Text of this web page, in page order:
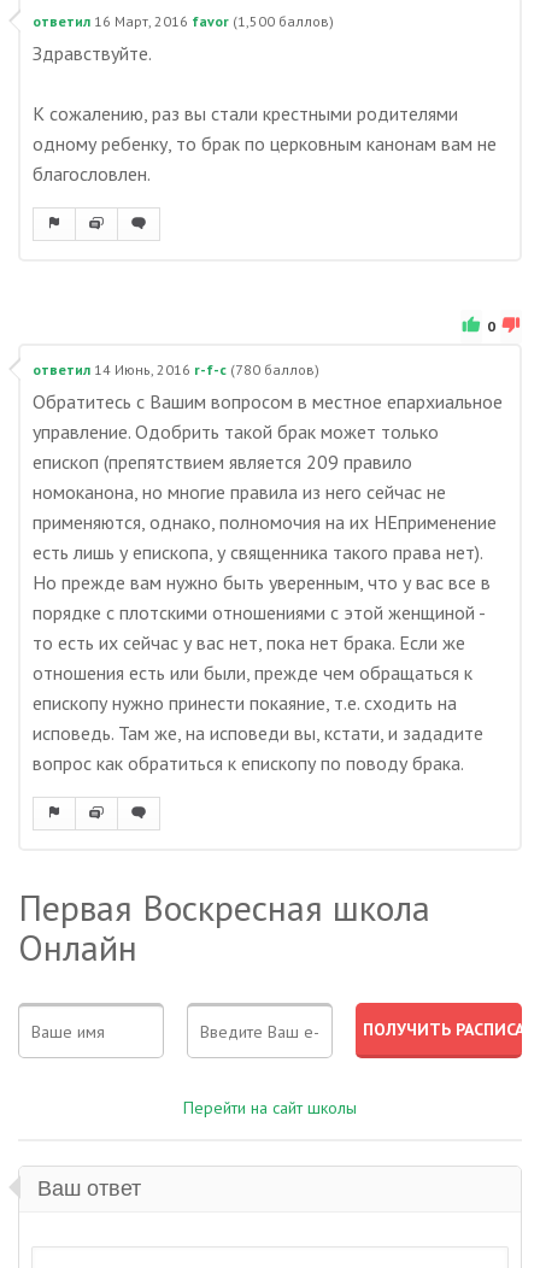
ответил 16 Март, 2016 favor (1,500 баллов)
Здравствуйте.
К сожалению, раз вы стали крестными родителями
одному ребенку, то брак по церковным канонам вам не
благословлен.
0
ответил 14 Июнь, 2016 r-f-c (780 баллов)
Обратитесь с Вашим вопросом в местное епархиальное
управление. Одобрить такой брак может только
епископ (препятствием является 209 правило
номоканона, но многие правила из него сейчас не
применяются, однако, полномочия на их НЕприменение
есть лишь у епископа, у священника такого права нет).
Но прежде вам нужно быть уверенным, что у вас все в
порядке с плотскими отношениями с этой женщиной -
то есть их сейчас у вас нет, пока нет брака. Если же
отношения есть или были, прежде чем обращаться к
епископу нужно принести покаяние, т.е. сходить на
исповедь. Там же, на исповеди вы, кстати, и зададите
вопрос как обратиться к епископу по поводу брака.
Первая Воскресная школа
Онлайн
Перейти на сайт школы
Ваш ответ